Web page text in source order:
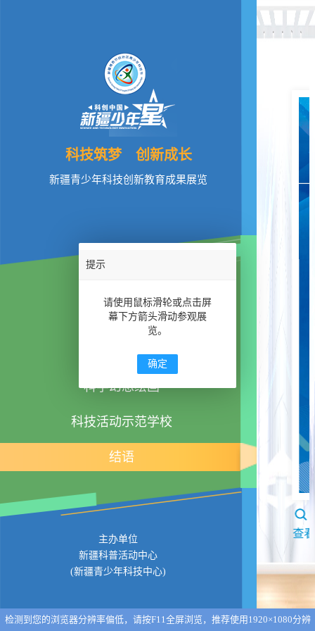
科技筑梦 创新成长
新疆青少年科技创新教育成果展览
科技创新成果
科技实践活动
科学幻想绘画
科技活动示范学校
结语
主办单位
新疆科普活动中心
(新疆青少年科技中心)
查
检测到您的浏览器分辨率偏低，请按F11全屏浏览，推荐使用1920×1080分辨
提示
请使用鼠标滑轮或点击屏
幕下方箭头滑动参观展
览。
确定